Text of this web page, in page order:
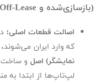
(بازسازی‌شده و Off-Lease
اصالت قطعات اصلی:
که وارد ایران می‌شوند،
نمایشگر) اصل و ساخت
لپ‌تاپ‌ها از ابتدا به